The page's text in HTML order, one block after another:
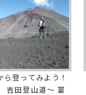
ら登ってみよう！
吉田登山道～ 富